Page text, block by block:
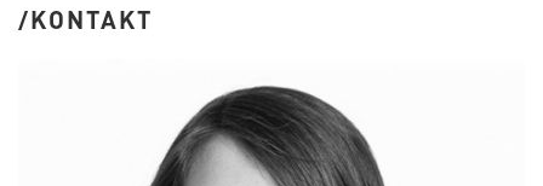
KONTAKT